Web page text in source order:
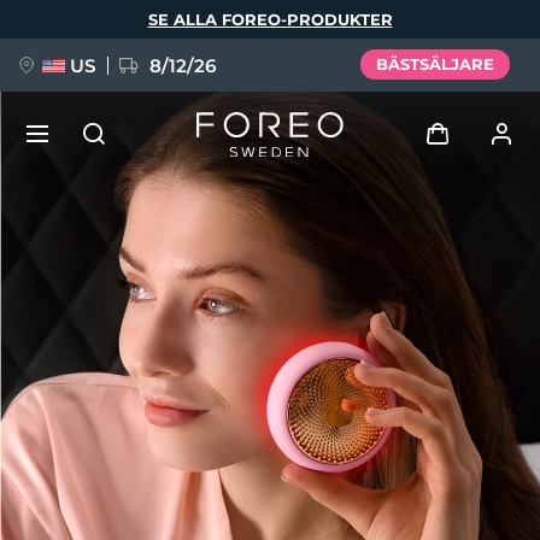
SE ALLA FOREO-PRODUKTER
US 8/12/26 BÄSTSÄLJARE
Logga in
Användarprofil
Mina enheter
Mina beställningar
Mina adresser
Mina prenumerationer
FAQ™ Pure Beauty-Tech Elixir
BREAKING NEWS
issa™ Teeth Whitening Set
Deutsch
Español
Français
Italiano
Português
Polski
Svenska
Русский
Türkçe
简体中文 繁體中文